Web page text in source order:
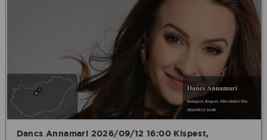
Dancs Annamari 2026/09/12 16:00 Kispest,